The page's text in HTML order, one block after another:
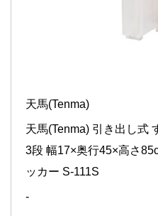
天馬(Tenma)
天馬(Tenma) 引き出し式
3段 幅17×奥行45×高さ
ッカー S-111S
-